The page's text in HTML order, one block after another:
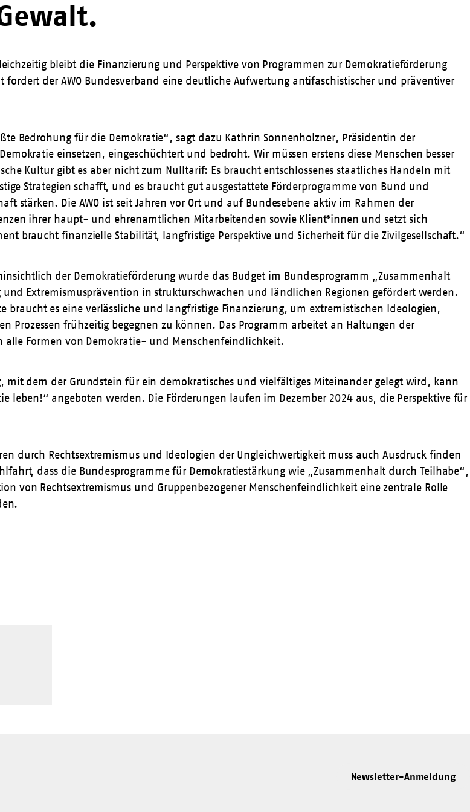
bleibt die Finanzierung und Perspektive von Programmen zur Demokratieförderung
der AWO Bundesverband eine deutliche Aufwertung antifaschistischer und präventiver
Bedrohung für die Demokratie“, sagt dazu Kathrin Sonnenholzner, Präsidentin der
einsetzen, eingeschüchtert und bedroht. Wir müssen erstens diese Menschen besser
Kultur gibt es aber nicht zum Nulltarif: Es braucht entschlossenes staatliches Handeln mit
Strategien schafft, und es braucht gut ausgestattete Förderprogramme von Bund und
stärken. Die AWO ist seit Jahren vor Ort und auf Bundesebene aktiv im Rahmen der
ihrer haupt- und ehrenamtlichen Mitarbeitenden sowie Klient*innen und setzt sich
braucht finanzielle Stabilität, langfristige Perspektive und Sicherheit für die Zivilgesellschaft.“
der Demokratieförderung wurde das Budget im Bundesprogramm „Zusammenhalt
Extremismusprävention in strukturschwachen und ländlichen Regionen gefördert werden.
braucht es eine verlässliche und langfristige Finanzierung, um extremistischen Ideologien,
frühzeitig begegnen zu können. Das Programm arbeitet an Haltungen der
Formen von Demokratie- und Menschenfeindlichkeit.
dem der Grundstein für ein demokratisches und vielfältiges Miteinander gelegt wird, kann
leben!“ angeboten werden. Die Förderungen laufen im Dezember 2024 aus, die Perspektive für
durch Rechtsextremismus und Ideologien der Ungleichwertigkeit muss auch Ausdruck finden
dass die Bundesprogramme für Demokratiestärkung wie „Zusammenhalt durch Teilhabe“,
von Rechtsextremismus und Gruppenbezogener Menschenfeindlichkeit eine zentrale Rolle
Newsletter-Anmeldung